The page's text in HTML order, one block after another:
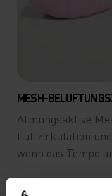
MESH-
Atmungsaktive
Luftzirkulation
wenn das Tempo